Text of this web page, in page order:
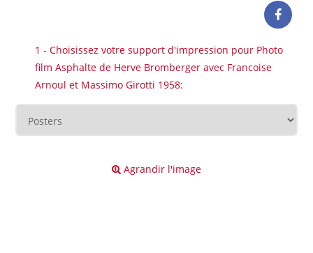
1 - Choisissez votre support d'impression pour Photo
film Asphalte de Herve Bromberger avec Francoise
Arnoul et Massimo Girotti 1958:
Agrandir l'image